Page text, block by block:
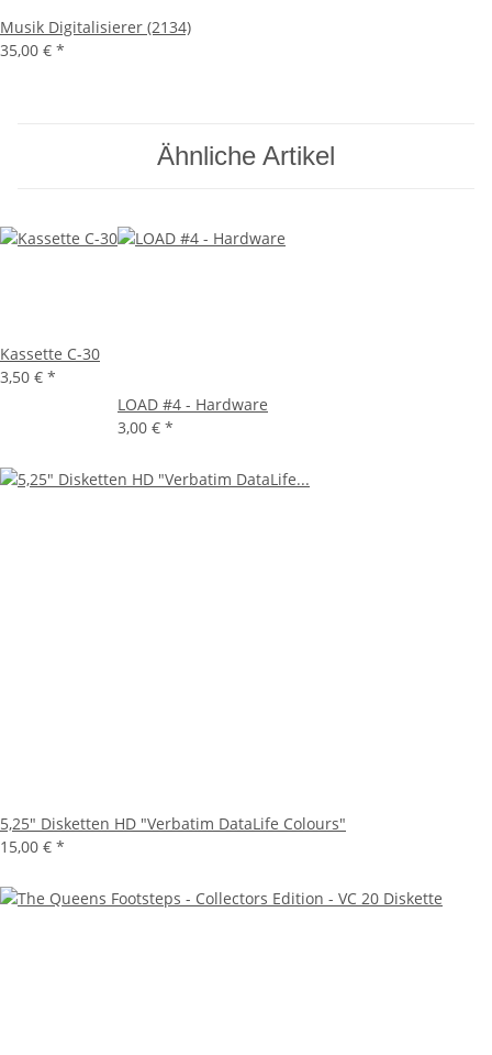
Musik Digitalisierer (2134)
35,00 € *
Ähnliche Artikel
Kassette C-30
3,50 € *
LOAD #4 - Hardware
3,00 € *
5,25" Disketten HD "Verbatim DataLife Colours"
15,00 € *